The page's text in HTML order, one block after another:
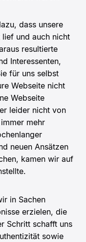
dass unsere
und auch nicht
resultierte
Interessenten,
für uns selbst
Webseite nicht
Webseite
leider nicht von
mehr
neuen Ansätzen
kamen wir auf
in Sachen
erzielen, die
Schritt schafft uns
sowie